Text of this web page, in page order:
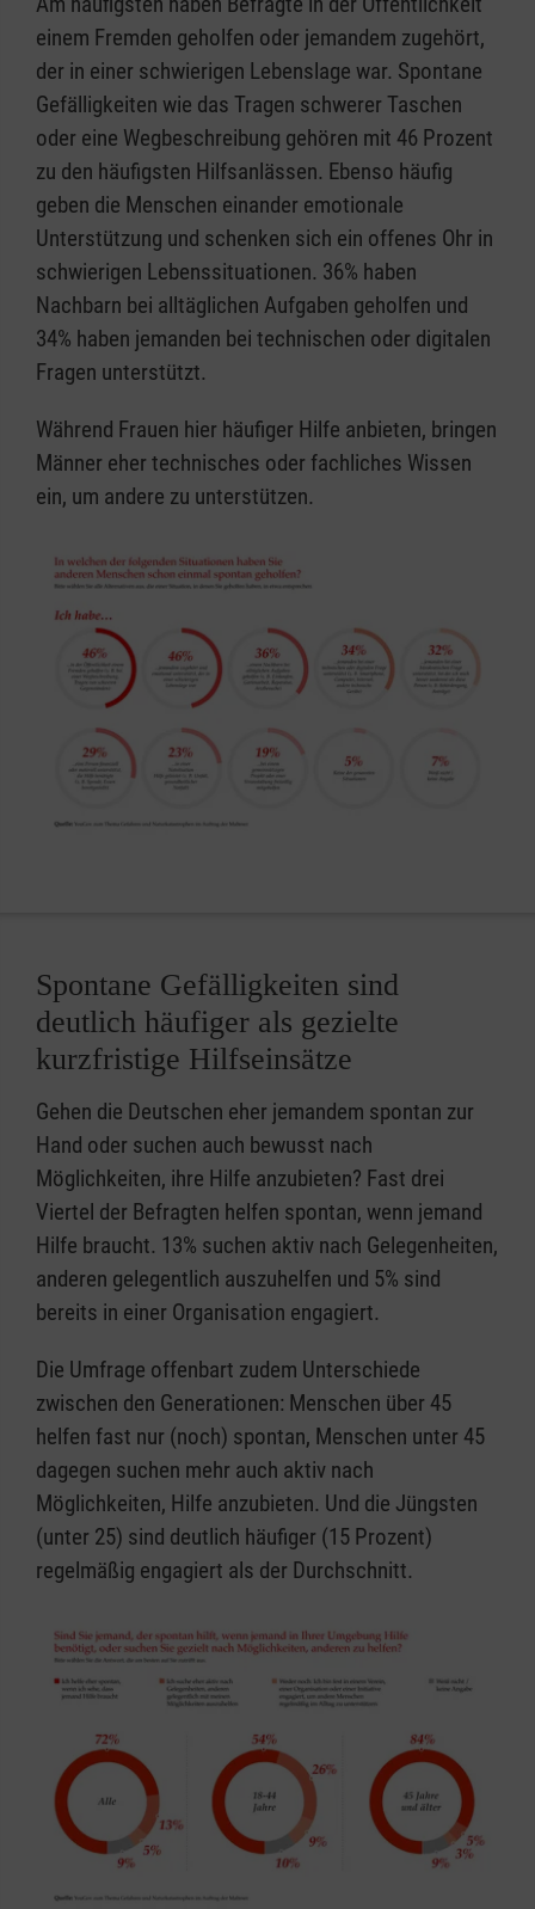
einem Fremden geholfen oder jemandem zugehört,
der in einer schwierigen Lebenslage war. Spontane
Gefälligkeiten wie das Tragen schwerer Taschen
oder eine Wegbeschreibung gehören mit 46 Prozent
zu den häufigsten Hilfsanlässen. Ebenso häufig
geben die Menschen einander emotionale
Unterstützung und schenken sich ein offenes Ohr in
schwierigen Lebenssituationen. 36% haben
Nachbarn bei alltäglichen Aufgaben geholfen und
34% haben jemanden bei technischen oder digitalen
Fragen unterstützt.
Während Frauen hier häufiger Hilfe anbieten, bringen
Männer eher technisches oder fachliches Wissen
ein, um andere zu unterstützen.
Spontane Gefälligkeiten sind
deutlich häufiger als gezielte
kurzfristige Hilfseinsätze
Gehen die Deutschen eher jemandem spontan zur
Hand oder suchen auch bewusst nach
Möglichkeiten, ihre Hilfe anzubieten? Fast drei
Viertel der Befragten helfen spontan, wenn jemand
Hilfe braucht. 13% suchen aktiv nach Gelegenheiten,
anderen gelegentlich auszuhelfen und 5% sind
bereits in einer Organisation engagiert.
Die Umfrage offenbart zudem Unterschiede
zwischen den Generationen: Menschen über 45
helfen fast nur (noch) spontan, Menschen unter 45
dagegen suchen mehr auch aktiv nach
Möglichkeiten, Hilfe anzubieten. Und die Jüngsten
(unter 25) sind deutlich häufiger (15 Prozent)
regelmäßig engagiert als der Durchschnitt.